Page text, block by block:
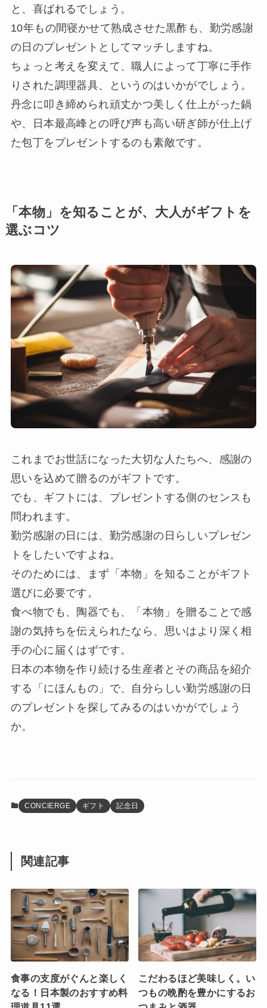
と、喜ばれるでしょう。
10年もの間寝かせて熟成させた黒酢も、勤労感謝
の日のプレゼントとしてマッチしますね。
ちょっと考えを変えて、職人によって丁寧に手作
りされた調理器具、というのはいかがでしょう。
丹念に叩き締められ頑丈かつ美しく仕上がった鍋
や、日本最高峰との呼び声も高い研ぎ師が仕上げ
た包丁をプレゼントするのも素敵です。
「本物」を知ることが、大人がギフトを
選ぶコツ
これまでお世話になった大切な人たちへ、感謝の
思いを込めて贈るのがギフトです。
でも、ギフトには、プレゼントする側のセンスも
問われます。
勤労感謝の日には、勤労感謝の日らしいプレゼン
トをしたいですよね。
そのためには、まず「本物」を知ることがギフト
選びに必要です。
食べ物でも、陶器でも、「本物」を贈ることで感
謝の気持ちを伝えられたなら、思いはより深く相
手の心に届くはずです。
日本の本物を作り続ける生産者とその商品を紹介
する「にほんもの」で、自分らしい勤労感謝の日
のプレゼントを探してみるのはいかがでしょう
か。
CONCIERGE ギフト 記念日
関連記事
食事の支度がぐんと楽しく
なる！日本製のおすすめ料
こだわるほど美味しく。い
つもの晩酌を豊かにするお